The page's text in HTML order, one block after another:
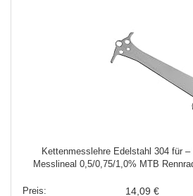
Kettenmesslehre Edelstahl 304 für
Messlineal 0,5/0,75/1,0% MTB
14,09 €